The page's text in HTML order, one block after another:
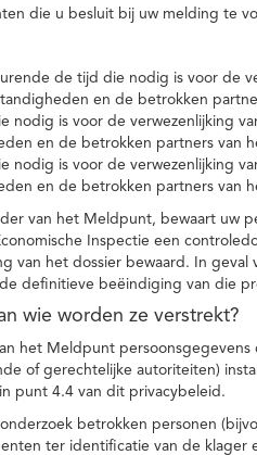
die u besluit bij uw melding te
de tijd die nodig is voor de
en de betrokken
is voor de verwezenlijking
en de betrokken partners van
is voor de verwezenlijking
en de betrokken partners van
van het Meldpunt, bewaart uw
Inspectie een
van het dossier bewaard. In
definitieve beëindiging van die
wie worden ze verstrekt?
het Meldpunt
of gerechtelijke autoriteiten)
punt 4.4 van dit privacybeleid.
betrokken personen
ter identificatie van de klager